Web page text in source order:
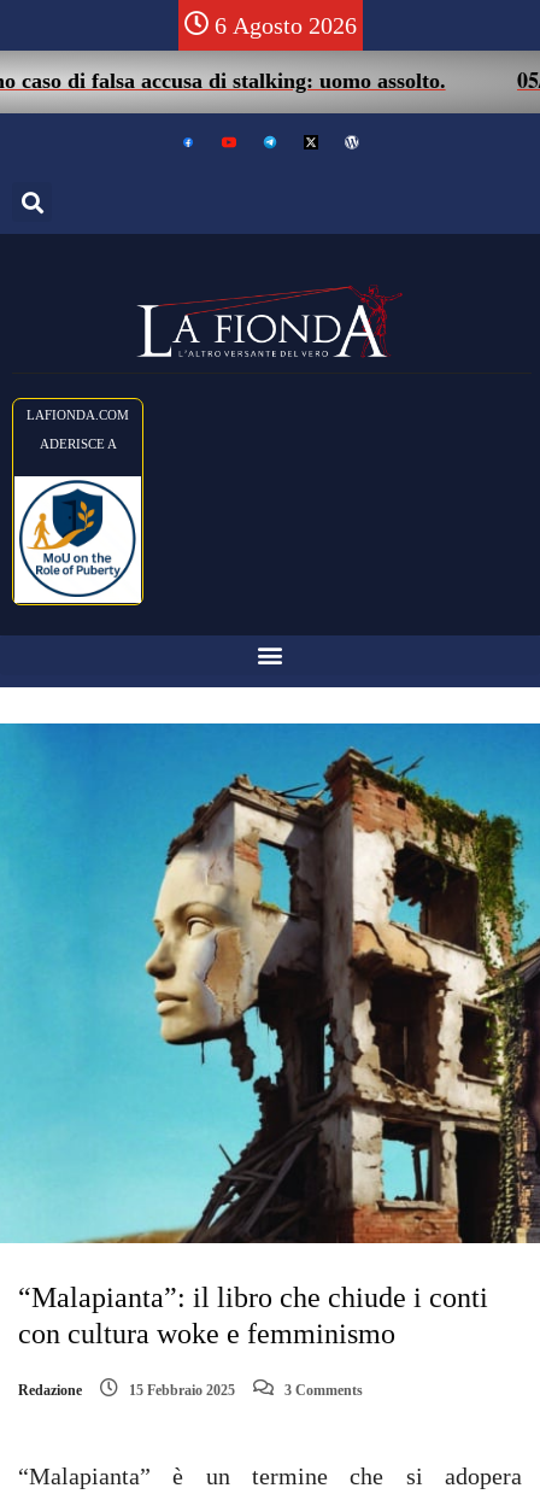
6 Agosto 2026
falsa accusa di stalking: uomo assolto. 05/08
LAFIONDA.COM
ADERISCE A
“Malapianta”: il libro che chiude i conti
con cultura woke e femminismo
Redazione 15 Febbraio 2025 3 Comments
“Malapianta” è un termine che si adopera